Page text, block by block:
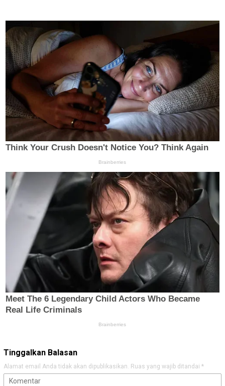
Tinggalkan Balasan
Alamat email Anda tidak akan dipublikasikan. Ruas yang wajib ditandai *